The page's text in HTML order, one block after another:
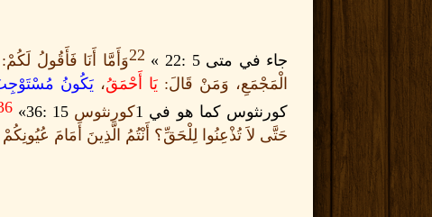
جاء في متى5 :22 »
22وَأَمَّا أَنَا فَأَقُولُ لَكُمْ:
الْمَجْمَعِ، وَمَنْ قَالَ:يَا أَحْمَقُ،يَكُونُ
كورنثوس كما هو في 1كورنثوس 15 :36»
حَتَّى لاَ تُذْعِنُوا لِلْحَقِّ؟ أَنْتُمُ الَّذِينَ أَمَامَ